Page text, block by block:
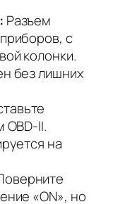
Разъем
с
колонки.
без лишних
OBD-II.
на
«ON», но